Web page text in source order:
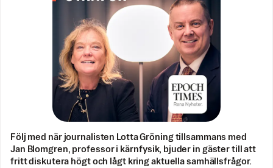
Följ med när journalisten Lotta Gröning tillsammans med
Jan Blomgren, professor i kärnfysik, bjuder in gäster till att
fritt diskutera högt och lågt kring aktuella samhällsfrågor.